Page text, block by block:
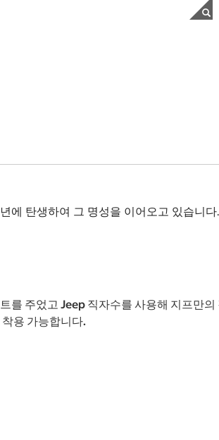
에 탄생하여 그 명성을 이어오고 있습
를 주었고 Jeep 직자수를 사용해 지프만
용 가능합니다.